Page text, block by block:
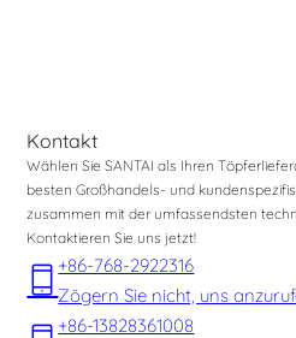
Kontakt
Wählen Sie SANTAI als Ihren
besten Großhandels- und
zusammen mit der umfassendsten
Kontaktieren Sie uns jetzt!
+86-768-2922316
Zögern Sie nicht, uns
+86-13828361008